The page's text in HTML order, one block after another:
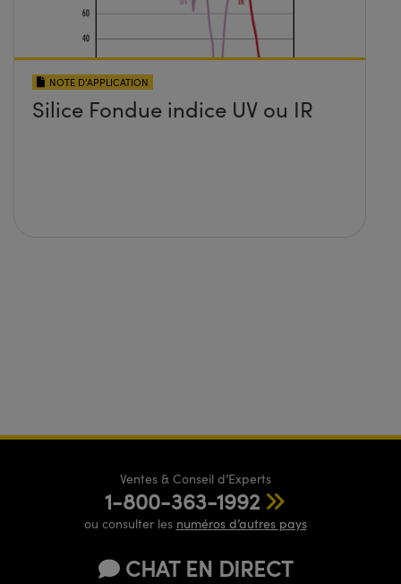
NOTE D’APPLICATION
Silice Fondue indice UV ou IR
Ventes & Conseil d’Experts
1-800-363-1992
ou consulter les numéros d’autres pays
CHAT EN DIRECT